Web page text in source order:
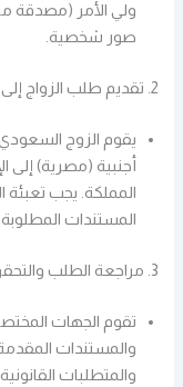
ولي الأمر (مصدقة من
صور شخصية.
2. تقديم طلب الزواج إلى وزارة الداخلية السعودية
يقوم الزوج
أجنبية (مصرية) إلى
المملكة. يجب
المستندات المطلوبة.
3. مراجعة الطلب والتحقق من المستندات
تقوم الجهات
والمستندات
والمتطلبات